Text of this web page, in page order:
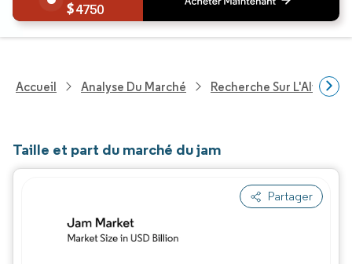
4750
Accueil Analyse Du Marché Recherche Sur
Taille et part du marché du jam
Partager